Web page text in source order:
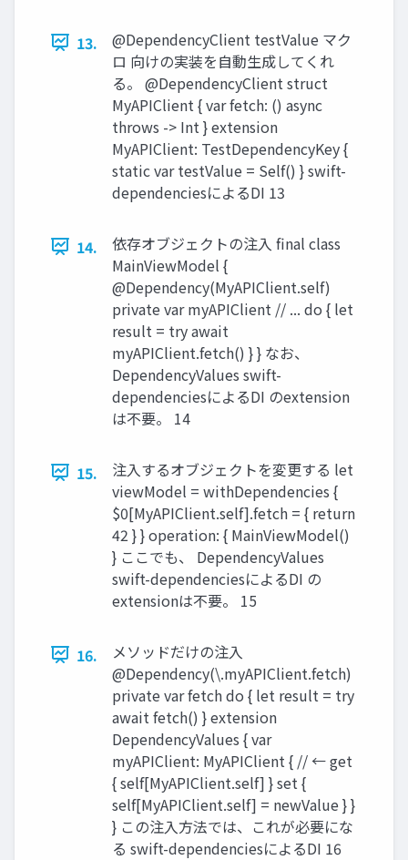
13.
@DependencyClient testValue マク
ロ 向けの実装を自動生成してくれ
る。 @DependencyClient struct
MyAPIClient { var fetch: () async
throws -> Int } extension
MyAPIClient: TestDependencyKey {
static var testValue = Self() } swift-
dependenciesによるDI 13
14.
依存オブジェクトの注入 final class
MainViewModel {
@Dependency(MyAPIClient.self)
private var myAPIClient // ... do { let
result = try await
myAPIClient.fetch() } } なお、
DependencyValues swift-
dependenciesによるDI のextension
は不要。 14
15.
注入するオブジェクトを変更する let
viewModel = withDependencies {
$0[MyAPIClient.self].fetch = { return
42 } } operation: { MainViewModel()
} ここでも、 DependencyValues
swift-dependenciesによるDI の
extensionは不要。 15
16.
メソッドだけの注入
@Dependency(\.myAPIClient.fetch)
private var fetch do { let result = try
await fetch() } extension
DependencyValues { var
myAPIClient: MyAPIClient { // ← get
{ self[MyAPIClient.self] } set {
self[MyAPIClient.self] = newValue } }
} この注入方法では、これが必要にな
る swift-dependenciesによるDI 16